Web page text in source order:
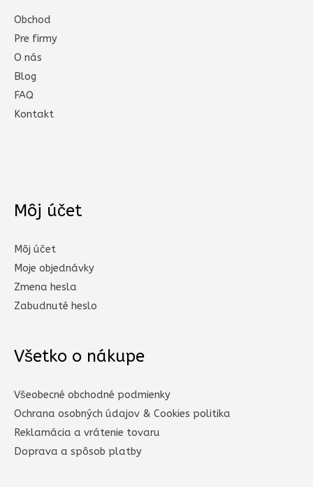
Obchod
Pre firmy
O nás
Blog
FAQ
Kontakt
Môj účet
Môj účet
Moje objednávky
Zmena hesla
Zabudnuté heslo
Všetko o nákupe
Všeobecné obchodné podmienky
Ochrana osobných údajov & Cookies politika
Reklamácia a vrátenie tovaru
Doprava a spôsob platby​